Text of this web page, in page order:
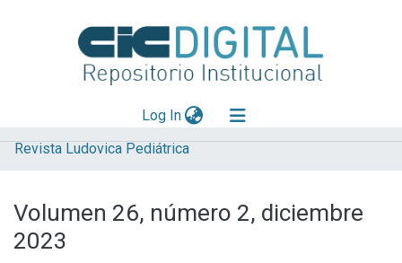
Log In(current)
Explorar
Aportar material
Revista Ludovica Pediátrica
Volumen 26, número 2, diciembre
2023